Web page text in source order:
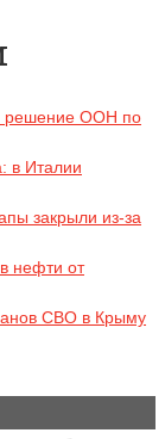
решение ООН по
в Италии
закрыли из-за
нефти от
СВО в Крыму